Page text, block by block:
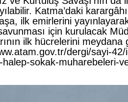
Katma’daki
ilk emirlerini
için kurulacak
ilk hücrelerini meydana
dergi/sayi-
halep-sokak-muharebeleri-